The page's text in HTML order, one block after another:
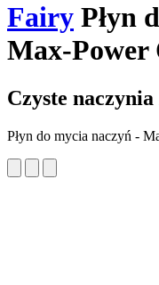
Fairy Płyn
Max-Power
Czyste
Płyn do mycia naczyń -